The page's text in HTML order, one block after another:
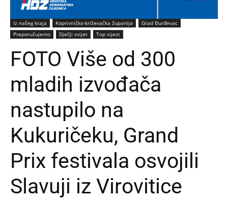
Iz našeg kraja Koprivničko-križevačka županija
Grad Đurđevac
Preporučujemo
Dječji svijet Top vijest
FOTO Više od 300
mladih izvođača
nastupilo na
Kukuričeku, Grand
Prix festivala osvojili
Slavuji iz Virovitice